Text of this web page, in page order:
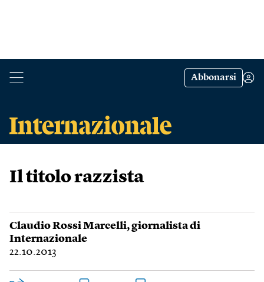
Abbonarsi
Il titolo razzista
Claudio Rossi Marcelli, giornalista di
Internazionale
22.10.2013